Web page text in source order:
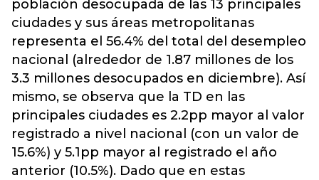
población desocupada de las 13 principales
ciudades y sus áreas metropolitanas
representa el 56.4% del total del desempleo
nacional (alrededor de 1.87 millones de los
3.3 millones desocupados en diciembre). Así
mismo, se observa que la TD en las
principales ciudades es 2.2pp mayor al valor
registrado a nivel nacional (con un valor de
15.6%) y 5.1pp mayor al registrado el año
anterior (10.5%). Dado que en estas